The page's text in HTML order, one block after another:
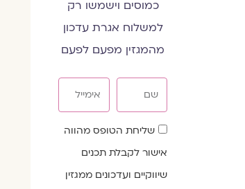
כמוסים וישמשו רק
למשלוח אגרת עדכון
מהמגזין מפעם לפעם
שדהשליחת הטופס מהווה
אישור לקבלת תכנים
שיווקיים ועדכונים ממגזין